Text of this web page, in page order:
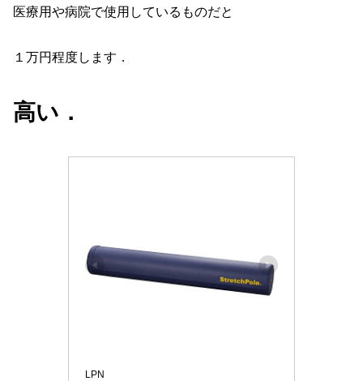
医療用や病院で使用しているものだと
１万円程度します．
高い．
LPN